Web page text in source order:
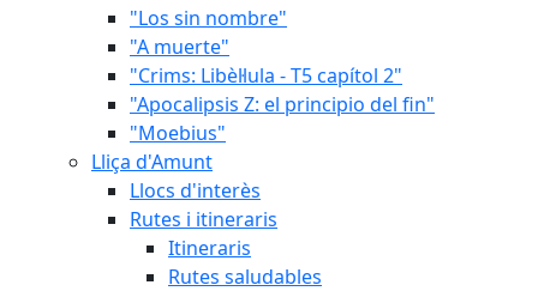
"Los sin nombre"
"A muerte"
"Crims: Libèl·lula - T5 capítol 2"
"Apocalipsis Z: el principio del fin"
"Moebius"
Lliça d'Amunt
Llocs d'interès
Rutes i itineraris
Itineraris
Rutes saludables